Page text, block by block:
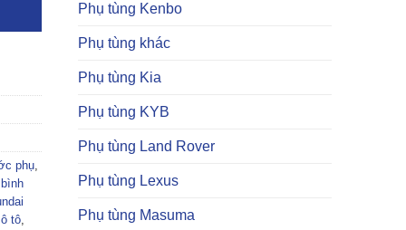
Phụ tùng Kenbo
Phụ tùng khác
Phụ tùng Kia
Phụ tùng KYB
Phụ tùng Land Rover
Phụ tùng Lexus
Phụ tùng Masuma
phụ,
bình
tô,